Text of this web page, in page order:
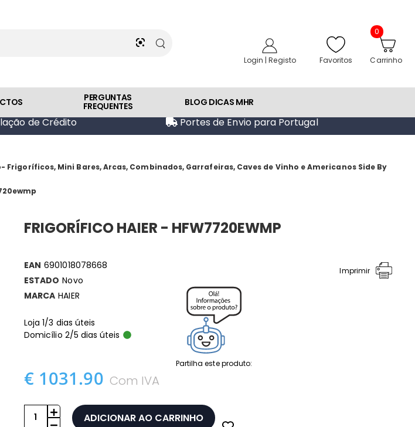
Login | Registo Favoritos
0
Carrinho
PERGUNTAS
FREQUENTES BLOG DICAS MHR
de Crédito Portes de Envio para Portugal
Frigoríficos, Mini Bares, Arcas, Combinados, Garrafeiras, Caves de Vinho e Americanos Side By
FRIGORÍFICO HAIER - HFW7720EWMP
EAN 6901018078668
ESTADO Novo
MARCA HAIER
Loja 1/3 dias úteis
Domicílio 2/5 dias úteis
Imprimir
Partilha este produto:
€ 1031.90 Com IVA
ADICIONAR AO CARRINHO